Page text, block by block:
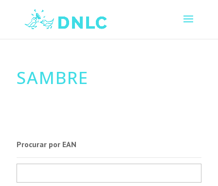
SAMBRE
Procurar por EAN